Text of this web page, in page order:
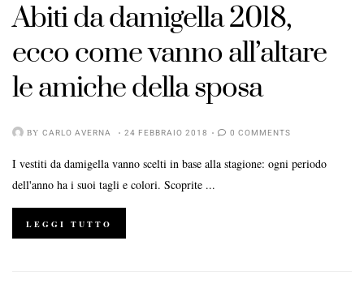
Abiti da damigella 2018,
ecco come vanno all’altare
le amiche della sposa
BY CARLO AVERNA 24 FEBBRAIO 2018 0 COMMENTS
I vestiti da damigella vanno scelti in base alla stagione: ogni periodo
dell'anno ha i suoi tagli e colori. Scoprite ...
LEGGI TUTTO